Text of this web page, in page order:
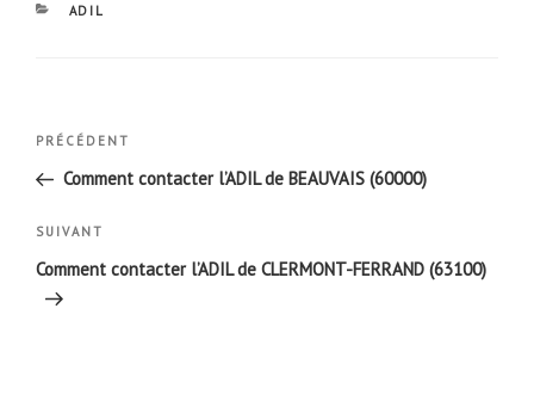
CATÉGORIES
ADIL
Navigation
l’article
Article
précédent
PRÉCÉDENT
Comment contacter l’ADIL de BEAUVAIS (60000)
Article
suivant
SUIVANT
Comment contacter l’ADIL de CLERMONT-FERRAND (63100)